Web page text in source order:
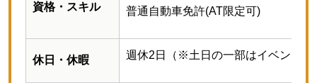
資格・スキル
普通自動車免許(AT限定可)
休日・休暇 週休2日 （※土日の一部はイベント